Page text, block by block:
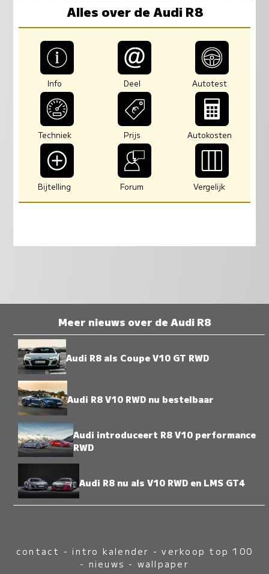
Alles over de Audi R8
Info Deel Autotest
Techniek Prijs Autokosten
Bijtelling Forum Vergelijk
Meer nieuws over de Audi R8
Audi R8 als Coupe V10 GT RWD
Audi R8 V10 RWD nu bestelbaar
Audi introduceert R8 V10 performance
RWD
Audi R8 nu als V10 RWD en LMS GT4
contact -intro kalender -verkoop top 100
- nieuws - wallpaper